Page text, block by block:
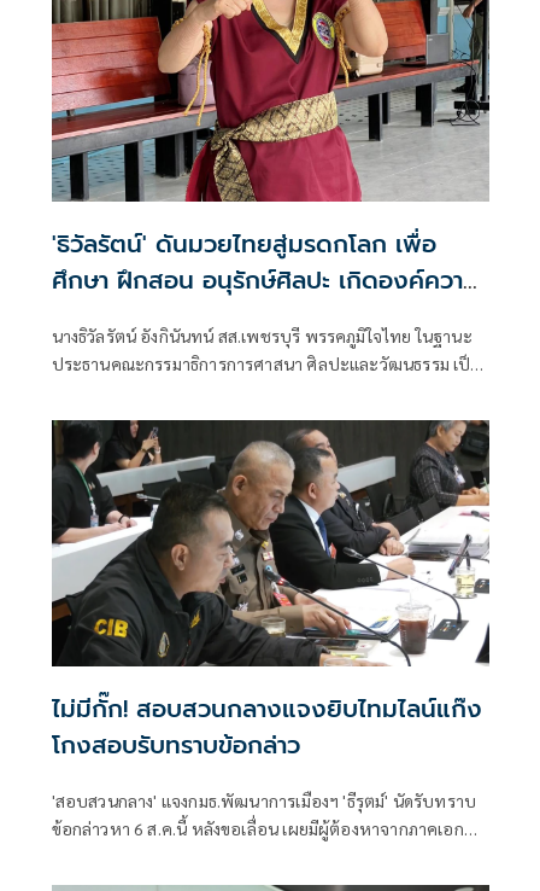
'ธิวัลรัตน์' ดันมวยไทยสู่มรดกโลก เพื่อ
ศึกษา ฝึกสอน อนุรักษ์ศิลปะ เกิดองค์ความ
นานาชาติ
นางธิวัลรัตน์ อังกินันทน์ สส.เพชรบุรี พรรคภูมิใจไทย ในฐานะ
ประธานคณะกรรมาธิการการศาสนา ศิลปะและวัฒนธรรม เป็น
ณ โรงเรียนราชประชานุเคราะห์ 47 จังหวัดเพชรบุรี ร่วมกับ
สมาคมสยามยุทธกีฬาพื้นเมืองไทย ตลอดจนทุกภาคส่วน ที่ร่วม
แรงร่วมใจจัดเวทีแห่งการเรียนรู้ เพื่อแลกเปลี่ยนองค์ความรู้และ
สร้างเครือข่ายมวยไทยในระดับนานาชาติ
ไม่มีกั๊ก! สอบสวนกลางแจงยิบไทมไลน์แก๊ง
โกงสอบรับทราบข้อกล่าว
'สอบสวนกลาง' แจงกมธ.พัฒนาการเมืองฯ 'ธีรุตม์' นัดรับทราบ
ข้อกล่าวหา 6 ส.ค.นี้ หลังขอเลื่อน เผยมีผู้ต้องหาจากภาคเอกชน